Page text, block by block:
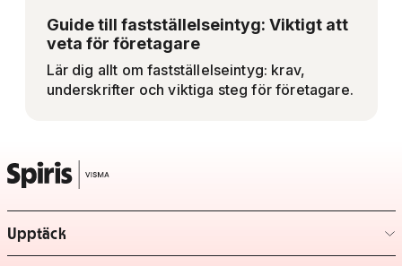
Guide till fastställelseintyg: Viktigt att
veta för företagare
Lär dig allt om fastställelseintyg: krav,
underskrifter och viktiga steg för företagare.
Upptäck
– klicka för att expandera lista